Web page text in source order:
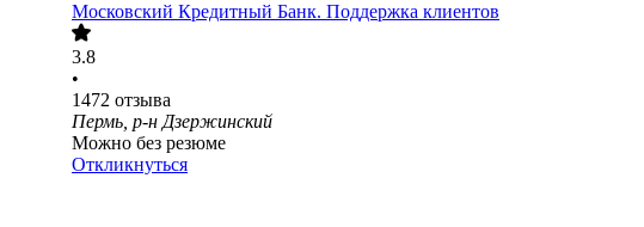
Московский Кредитный Банк. Поддержка клиентов
3.8
•
1472 отзыва
Пермь, р-н Дзержинский
Можно без резюме
Откликнуться